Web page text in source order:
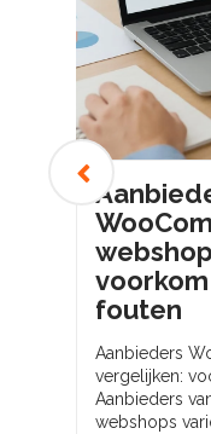
fouten
Aanbieders
vergelijken:
Aanbieders
webshops
‹